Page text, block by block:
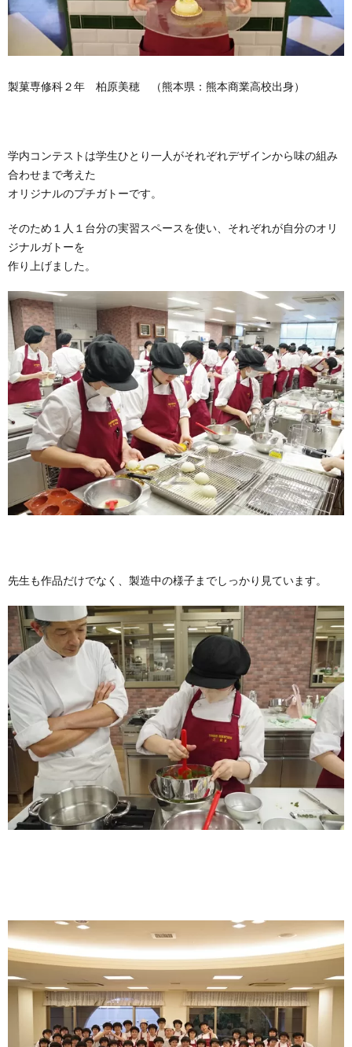
製菓専修科２年 柏原美穂 （熊本県：熊本商業高校出身）
学内コンテストは学生ひとり一人がそれぞれデザインから味の組み
合わせまで考えた
オリジナルのプチガトーです。
そのため１人１台分の実習スペースを使い、それぞれが自分のオリ
ジナルガトーを
作り上げました。
先生も作品だけでなく、製造中の様子までしっかり見ています。